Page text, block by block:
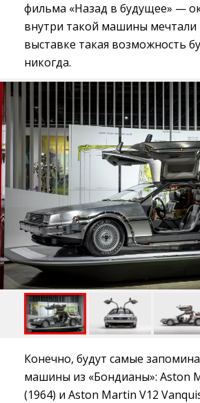
фильма «Назад в будущее» —
внутри такой машины мечтали
выставке такая возможность
никогда.
Конечно, будут самые
машины из «Бондианы»: Aston
(1964) и Aston Martin V12